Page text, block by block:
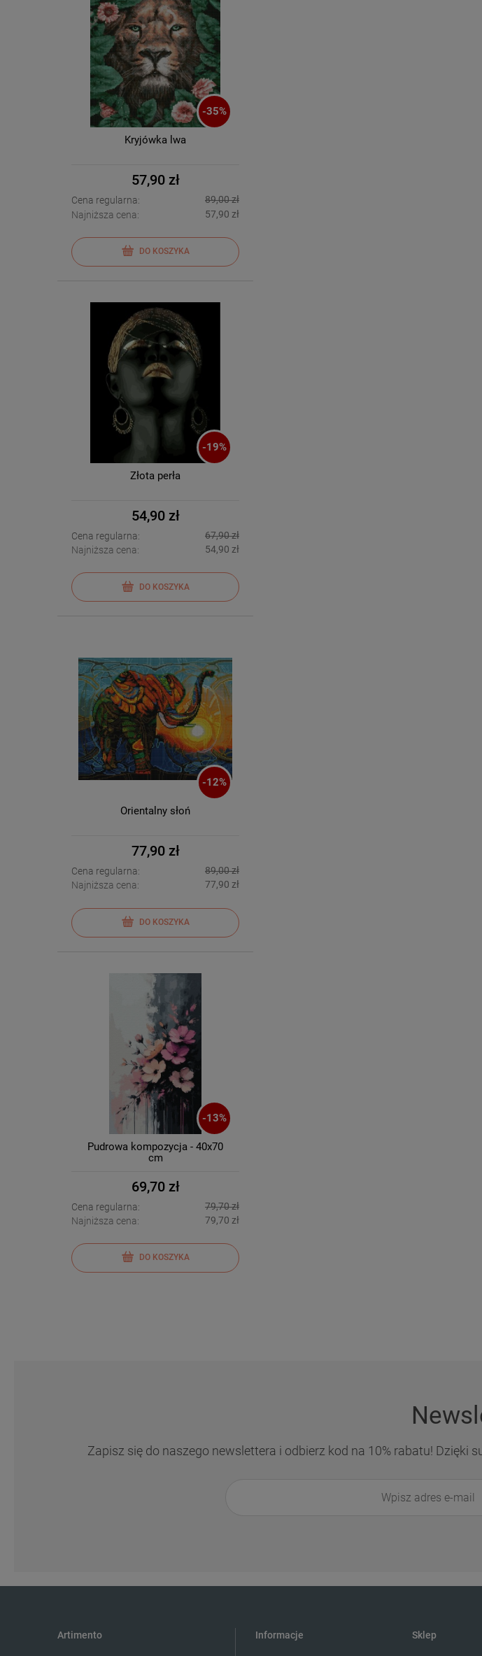
-35%
Kryjówka lwa
57,90 zł
Cena regularna:
89,00 zł
Najniższa cena:
57,90 zł
DO KOSZYKA
-19%
Złota perła
54,90 zł
Cena regularna:
67,90 zł
Najniższa cena:
54,90 zł
DO KOSZYKA
-12%
Orientalny słoń
77,90 zł
Cena regularna:
89,00 zł
Najniższa cena:
77,90 zł
DO KOSZYKA
-13%
Pudrowa kompozycja - 40x70
cm
69,70 zł
Cena regularna:
79,70 zł
Najniższa cena:
79,70 zł
DO KOSZYKA
Zapisz się do naszego newslettera i odbierz kod na 10% rabatu!
Artimento Informacje Sklep